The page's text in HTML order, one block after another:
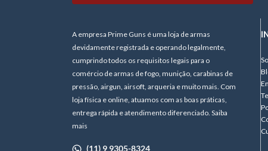
A empresa Prime Guns é uma loja de armas
devidamente registrada e operando legalmente,
cumprindo todos os requisitos legais para o
comércio de armas de fogo, munição, carabinas de
pressão, airgun, airsoft, arqueria e muito mais. Com
loja física e online, atuamos com as boas práticas,
entrega rápida e atendimento diferenciado. Saiba
mais
(11) 9 9305-8324